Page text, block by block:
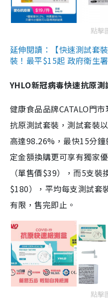
點擊
延伸閱讀：【快速測試套
裝！最平$15起 政府衛生
YHLO新冠病毒快速抗原測
健康食品品牌CATALO門
抗原測試套裝，測試套裝
高達98.26%，最快15分
定金額換購更可享有獨家
（單售價$39），而5支
$180），平均每支測試套
有限，售完即止。
點擊